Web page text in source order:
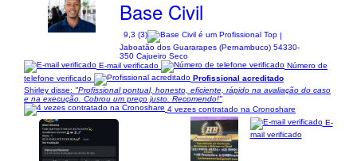
Base Civil
9,3 (3)
|
Jaboatão dos Guararapes (Pernambuco) 54330-
350 Cajueiro Seco
E-mail verificado
Número de
telefone verificado
Profissional acreditado
Shirley disse: "Profissional pontual, honesto, eficiente, rápido na avaliação do caso
e na execução. Cobrou um preço justo. Recomendo!"
4 vezes contratado na Cronoshare
E-
mail verificado